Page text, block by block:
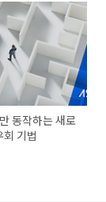
동작하는 새로
기법